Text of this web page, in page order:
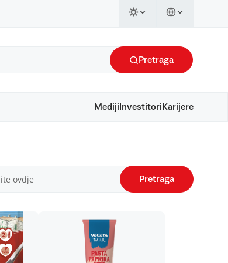
Pretraga
Mediji Investitori Karijere
Pretraga